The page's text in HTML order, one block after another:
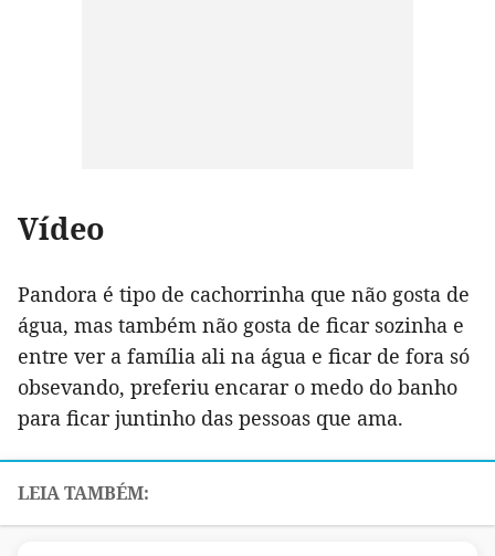
Vídeo
Pandora é tipo de cachorrinha que não gosta de
água, mas também não gosta de ficar sozinha e
entre ver a família ali na água e ficar de fora só
obsevando, preferiu encarar o medo do banho
para ficar juntinho das pessoas que ama.